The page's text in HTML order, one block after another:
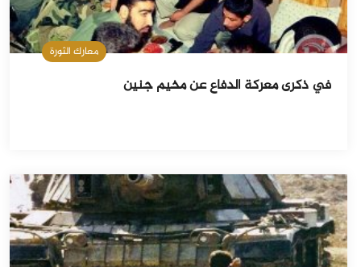
معارك الثورة
في ذكرى معركة الدفاع عن مخيم جنين